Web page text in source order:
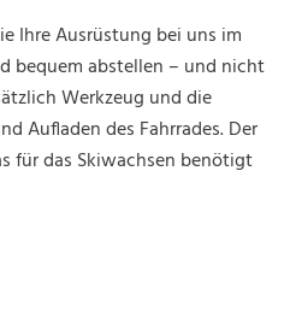
Ihre Ausrüstung bei uns im
bequem abstellen – und nicht
Werkzeug und die
Aufladen des Fahrrades. Der
für das Skiwachsen benötigt